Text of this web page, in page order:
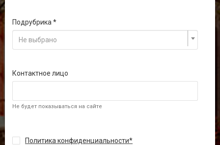
Подрубрика
Не выбрано
Контактное лицо
Не будет показываться на сайте
Политика конфиденциальности